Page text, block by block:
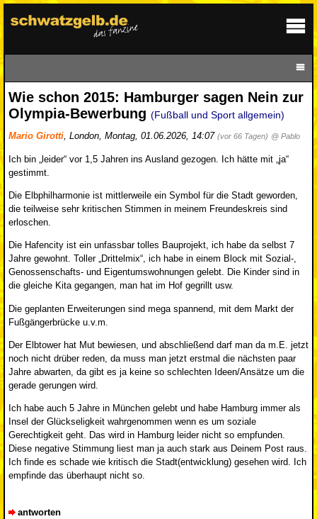
Wie schon 2015: Hamburger sagen Nein zur
Olympia-Bewerbung (Fußball und Sport allgemein)
Mario Girotti, London, Montag, 01.06.2026, 14:07 (vor 66 Tagen) @ Pablo
Ich bin „leider“ vor 1,5 Jahren ins Ausland gezogen. Ich hätte mit „ja“
gestimmt.
Die Elbphilharmonie ist mittlerweile ein Symbol für die Stadt geworden,
die teilweise sehr kritischen Stimmen in meinem Freundeskreis sind
erloschen.
Die Hafencity ist ein unfassbar tolles Bauprojekt, ich habe da selbst 7
Jahre gewohnt. Toller „Drittelmix“, ich habe in einem Block mit Sozial-,
Genossenschafts- und Eigentumswohnungen gelebt. Die Kinder sind in
die gleiche Kita gegangen, man hat im Hof gegrillt usw.
Die geplanten Erweiterungen sind mega spannend, mit dem Markt der
Fußgängerbrücke u.v.m.
Der Elbtower hat Mut bewiesen, und abschließend darf man da m.E. jetzt
noch nicht drüber reden, da muss man jetzt erstmal die nächsten paar
Jahre abwarten, da gibt es ja keine so schlechten Ideen/Ansätze um die
gerade gerungen wird.
Ich habe auch 5 Jahre in München gelebt und habe Hamburg immer als
Insel der Glückseligkeit wahrgenommen wenn es um soziale
Gerechtigkeit geht. Das wird in Hamburg leider nicht so empfunden.
Diese negative Stimmung liest man ja auch stark aus Deinem Post raus.
Ich finde es schade wie kritisch die Stadt(entwicklung) gesehen wird. Ich
empfinde das überhaupt nicht so.
antworten